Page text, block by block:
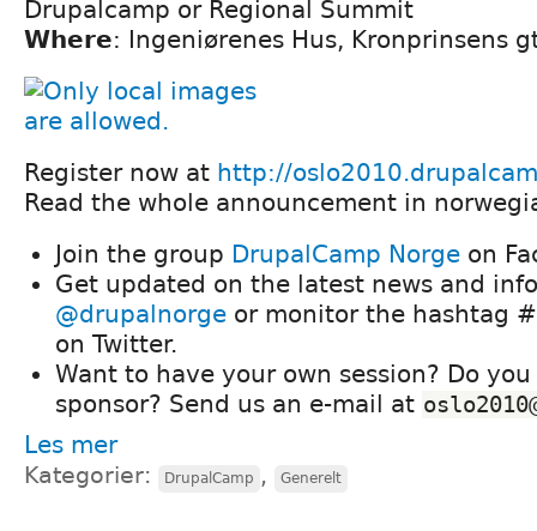
Drupalcamp or Regional Summit
Where: Ingeniørenes Hus, Kronprinsens
Register now at http://
Read the whole announcement in
Join the group DrupalCamp Norge on
Get updated on the latest news and
@drupalnorge or monitor the hashtag
on Twitter.
Want to have your own session? Do
sponsor? Send us an e-mail at
Les mer
Kategorier: DrupalCamp , Generelt